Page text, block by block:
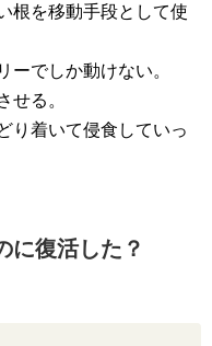
根を移動手段として使
ーでしか動けない。
せる。
り着いて侵食していっ
に復活した？